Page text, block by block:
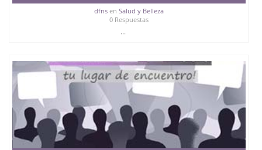
dfnsen Salud y Belleza
0 Respuestas
...